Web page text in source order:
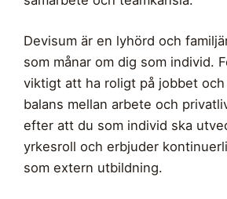
Devisum är en lyhörd och
som månar om dig som individ.
viktigt att ha roligt på jobbet
balans mellan arbete och
efter att du som individ ska
yrkesroll och erbjuder
som extern utbildning.